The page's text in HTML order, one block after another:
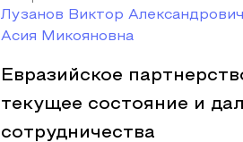
Лузанов Виктор
Асия Микояновна
Евразийское
текущее состояние и
сотрудничества